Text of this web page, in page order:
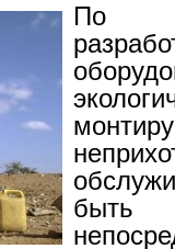
По